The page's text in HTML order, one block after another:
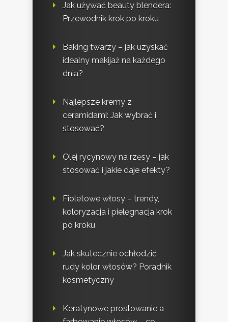
Jak używać beauty blendera:
Przewodnik krok po kroku
Baking twarzy – jak uzyskać
idealny makijaż na każdego
dnia?
Najlepsze kremy z
ceramidami: Jak wybrać i
stosować?
Olej rycynowy na rzęsy – jak
stosować i jakie daje efekty?
Fioletowe włosy – trendy,
koloryzacja i pielęgnacja krok
po kroku
Jak skutecznie ochłodzić
rudy kolor włosów? Poradnik
kosmetyczny
Keratynowe prostowanie a